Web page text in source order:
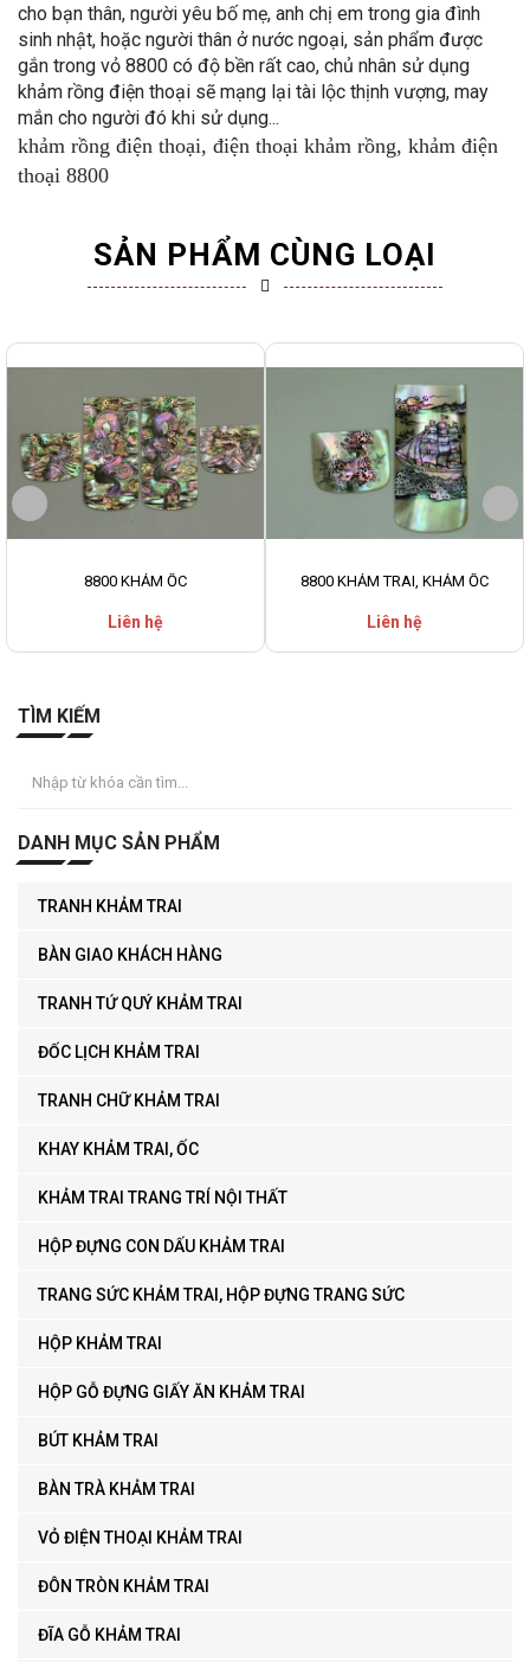
cho bạn thân, người yêu bố mẹ, anh chị em trong gia đình
sinh nhật, hoặc người thân ở nước ngoại, sản phẩm được
gắn trong vỏ 8800 có độ bền rất cao, chủ nhân sử dụng
khảm rồng điện thoại sẽ mạng lại tài lộc thịnh vượng, may
mắn cho người đó khi sử dụng...
khảm rồng điện thoại, điện thoại khảm rồng, khảm điện
thoại 8800
SẢN PHẨM CÙNG LOẠI
8800 KHẢM ỐC
Liên hệ
8800 KHẢM TRAI, KHẢM ỐC
Liên hệ
TÌM KIẾM
DANH MỤC SẢN PHẨM
TRANH KHẢM TRAI
BÀN GIAO KHÁCH HÀNG
TRANH TỨ QUÝ KHẢM TRAI
ĐỐC LỊCH KHẢM TRAI
TRANH CHỮ KHẢM TRAI
KHAY KHẢM TRAI, ỐC
KHẢM TRAI TRANG TRÍ NỘI THẤT
HỘP ĐỰNG CON DẤU KHẢM TRAI
TRANG SỨC KHẢM TRAI, HỘP ĐỰNG TRANG SỨC
HỘP KHẢM TRAI
HỘP GỖ ĐỰNG GIẤY ĂN KHẢM TRAI
BÚT KHẢM TRAI
BÀN TRÀ KHẢM TRAI
VỎ ĐIỆN THOẠI KHẢM TRAI
ĐÔN TRÒN KHẢM TRAI
ĐĨA GỖ KHẢM TRAI